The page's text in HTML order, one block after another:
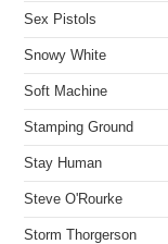
Sex Pistols
Snowy White
Soft Machine
Stamping Ground
Stay Human
Steve O'Rourke
Storm Thorgerson